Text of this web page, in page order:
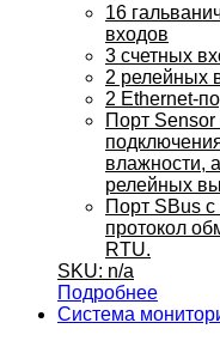
16
входов
3 счетных
2 релейных
2 Ethernet-
Порт
влажности,
релейных
Порт SBus
протокол
RTU.
SKU: n/a
Подробнее
Система